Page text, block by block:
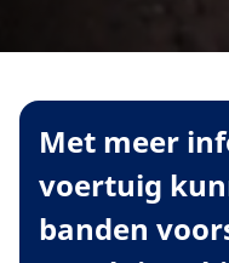
Met meer
voertuig
banden